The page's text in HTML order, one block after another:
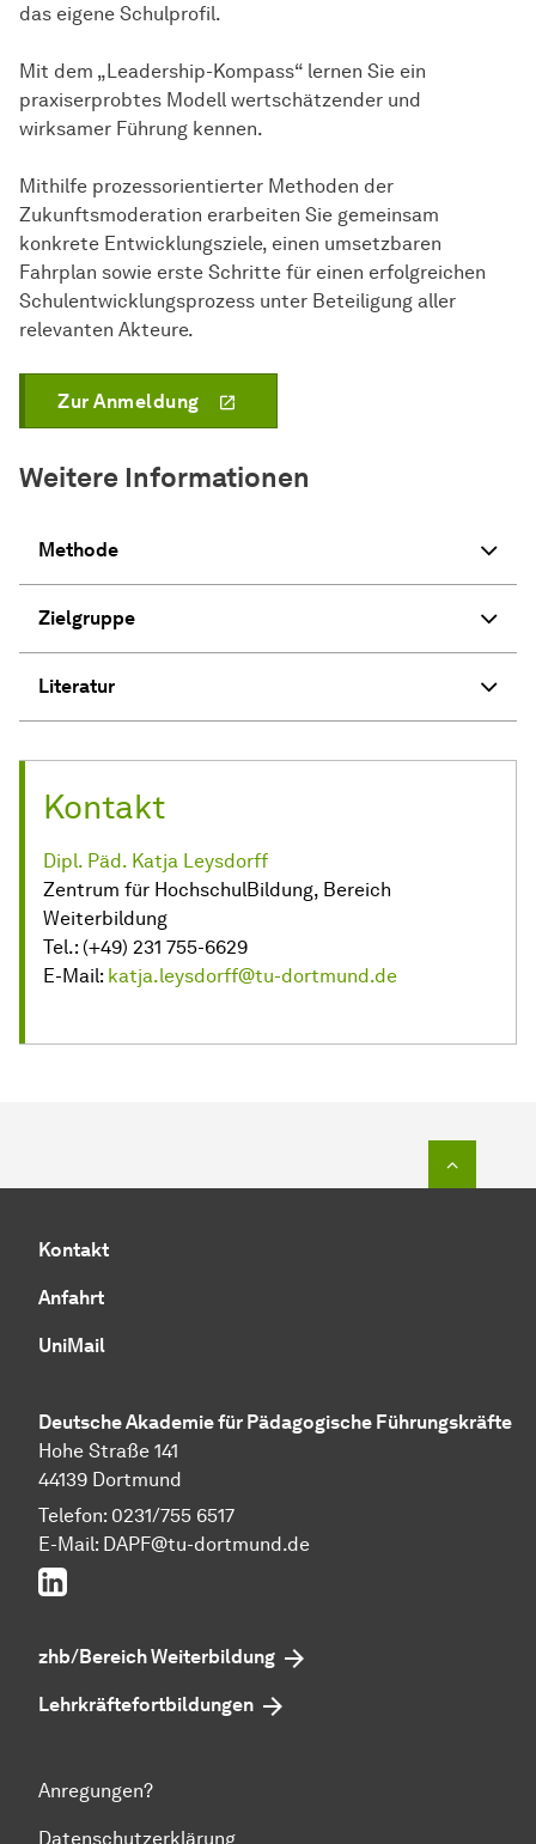
das eigene Schulprofil.
Mit dem „Leadership-Kompass“ lernen Sie ein
praxiserprobtes Modell wertschätzender und
wirksamer Führung kennen.
Mithilfe prozessorientierter Methoden der
Zukunftsmoderation erarbeiten Sie gemeinsam
konkrete Entwicklungsziele, einen umsetzbaren
Fahrplan sowie erste Schritte für einen erfolgreichen
Schulentwicklungsprozess unter Beteiligung aller
relevanten Akteure.
Zur Anmeldung
Weitere Informationen
Methode
Zielgruppe
Literatur
Kontakt
Dipl. Päd. Katja Leysdorff
Zentrum für HochschulBildung, Bereich
Weiterbildung
Tel.: (+49) 231 755-6629
E-Mail: katja.leysdorff@tu-dortmund.de
Kontakt
Anfahrt
UniMail
Deutsche Akademie für Pädagogische Führungskräfte
Hohe Straße 141
44139 Dortmund
Telefon: 0231/755 6517
E-Mail: DAPF@tu-dortmund.de
LinkedIn
zhb/Bereich Weiterbildung
Lehrkräftefortbildungen
Anregungen?
Datenschutzerklärung